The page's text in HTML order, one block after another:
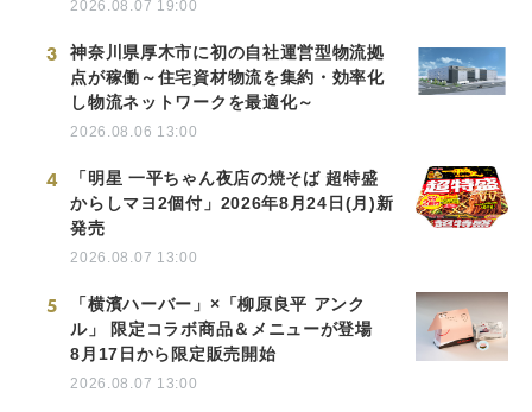
2026.08.07 19:00
3
神奈川県厚木市に初の自社運営型物流拠
点が稼働～住宅資材物流を集約・効率化
し物流ネットワークを最適化～
2026.08.06 13:00
4
「明星 一平ちゃん夜店の焼そば 超特盛
からしマヨ2個付」2026年8月24日(月)新
発売
2026.08.07 13:00
5
「横濱ハーバー」×「柳原良平 アンク
ル」 限定コラボ商品＆メニューが登場
8月17日から限定販売開始
2026.08.07 13:00